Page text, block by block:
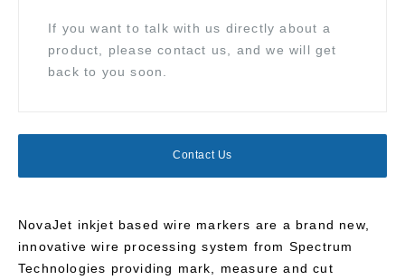
NovaJet inkjet based wire markers are a brand new,
innovative wire processing system from Spectrum
Technologies providing mark, measure and cut
If you want to talk with us directly about a
product, please contact us, and we will get
back to you soon.
Contact Us